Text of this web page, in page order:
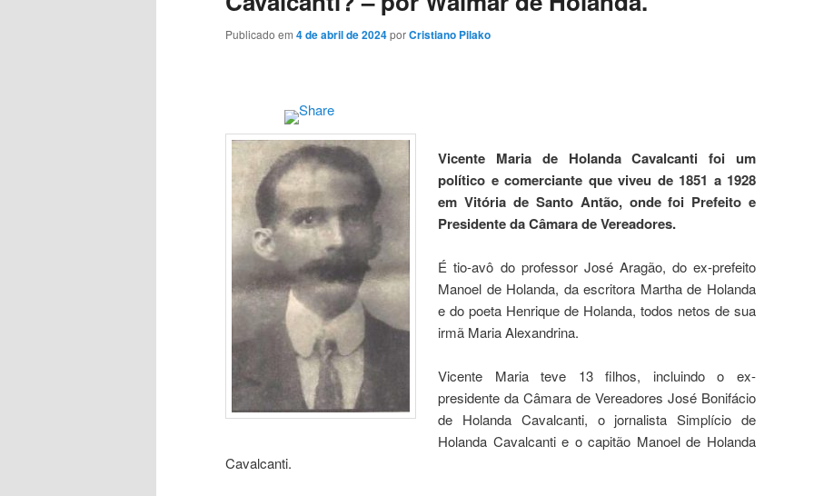
Publicado em 4 de abril de 2024porCristiano Pilako
Vicente Maria de Holanda Cavalcanti foi um
político e comerciante que viveu de 1851 a 1928
em Vitória de Santo Antão, onde foi Prefeito e
Presidente da Câmara de Vereadores.
É tio-avô do professor José Aragão, do ex-prefeito
Manoel de Holanda, da escritora Martha de Holanda
e do poeta Henrique de Holanda, todos netos de sua
irmã Maria Alexandrina.
Vicente Maria teve 13 filhos, incluindo o ex-
presidente da Câmara de Vereadores José Bonifácio
de Holanda Cavalcanti, o jornalista Simplício de
Holanda Cavalcanti e o capitão Manoel de Holanda
Cavalcanti.